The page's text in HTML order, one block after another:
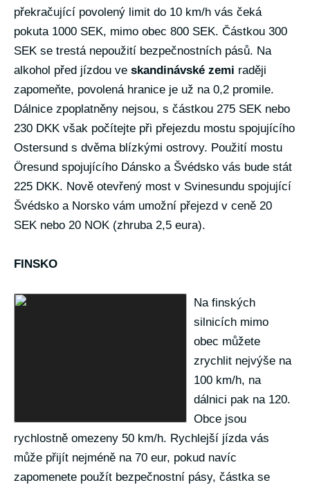
překračující povolený limit do 10 km/h vás čeká
pokuta 1000 SEK, mimo obec 800 SEK. Částkou 300
SEK se trestá nepoužití bezpečnostních pásů. Na
alkohol před jízdou ve skandinávské zemi raději
zapomeňte, povolená hranice je už na 0,2 promile.
Dálnice zpoplatněny nejsou, s částkou 275 SEK nebo
230 DKK však počítejte při přejezdu mostu spojujícího
Ostersund s dvěma blízkými ostrovy. Použití mostu
Öresund spojujícího Dánsko a Švédsko vás bude stát
225 DKK. Nově otevřený most v Svinesundu spojující
Švédsko a Norsko vám umožní přejezd v ceně 20
SEK nebo 20 NOK (zhruba 2,5 eura).
FINSKO
Na finských
silnicích mimo
obec můžete
zrychlit nejvýše na
100 km/h, na
dálnici pak na 120.
Obce jsou
rychlostně omezeny 50 km/h. Rychlejší jízda vás
může přijít nejméně na 70 eur, pokud navíc
zapomenete použít bezpečnostní pásy, částka se